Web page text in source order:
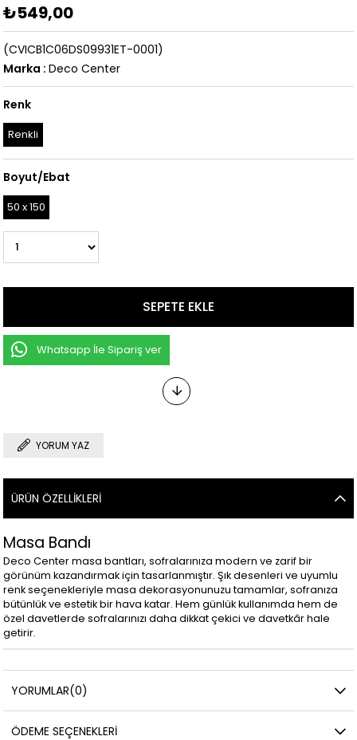
₺549,00
(CVICB1C06DS09931ET-0001)
Marka : Deco Center
Renk
Renkli
Boyut/Ebat
50 x 150
Whatsapp İle Sipariş ver
YORUM YAZ
ÜRÜN ÖZELLIKLERI
Masa Bandı
Deco Center masa bantları, sofralarınıza modern ve zarif bir
görünüm kazandırmak için tasarlanmıştır. Şık desenleri ve uyumlu
renk seçenekleriyle masa dekorasyonunuzu tamamlar, sofranıza
bütünlük ve estetik bir hava katar. Hem günlük kullanımda hem de
özel davetlerde sofralarınızı daha dikkat çekici ve davetkâr hale
getirir.
YORUMLAR(0)
ÖDEME SEÇENEKLERI